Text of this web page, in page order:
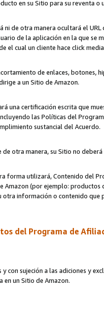
en su Sitio para su reventa o
de otra manera ocultará el
de la aplicación en la que
el cual un cliente hace click
de enlaces, botones,
a un Sitio de Amazon.
una certificación escrita que
las Políticas del
sustancial del Acuerdo.
de otra manera, su Sitio no
forma utilizará, Contenido del
Amazon (por ejemplo:
información o contenido
del Programa de
con sujeción a las adiciones y
un Sitio de Amazon.